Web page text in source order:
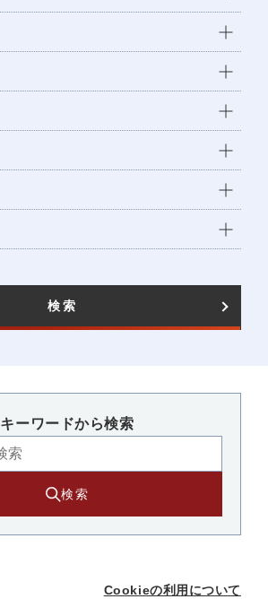
検索
キーワードから検索​
検索
Cookieの利用について